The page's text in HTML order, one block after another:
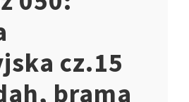
cz.15
brama